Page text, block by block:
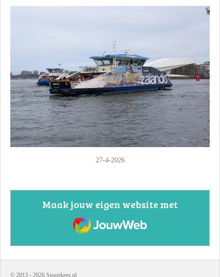
27-4-2026
Maak jouw eigen website met
JouwWeb
© 2013 - 2026 Spoorkees.nl